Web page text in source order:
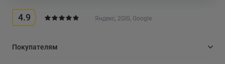
4.9 Яндекс, 2GIS, Google
Покупателям